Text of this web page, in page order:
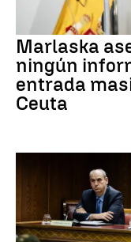
Marlaska
ningún
entrada
Ceuta